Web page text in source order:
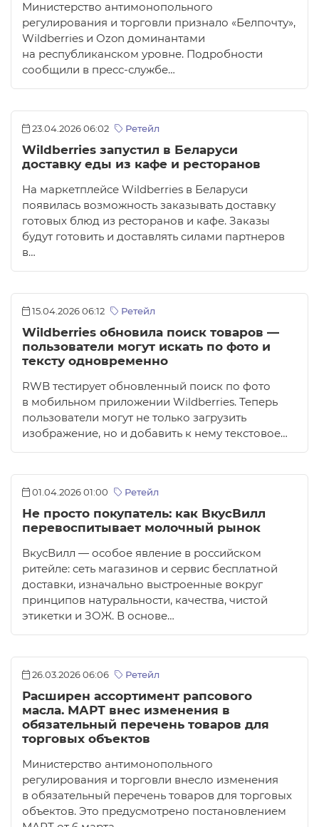
Министерство антимонопольного
регулирования и торговли признало «Белпочту»,
Wildberries и Ozon доминантами
на республиканском уровне. Подробности
сообщили в пресс-службе…
23.04.2026 06:02 Ретейл
Wildberries запустил в Беларуси
доставку еды из кафе и ресторанов
На маркетплейсе Wildberries в Беларуси
появилась возможность заказывать доставку
готовых блюд из ресторанов и кафе. Заказы
будут готовить и доставлять силами партнеров
в…
15.04.2026 06:12 Ретейл
Wildberries обновила поиск товаров —
пользователи могут искать по фото и
тексту одновременно
RWB тестирует обновленный поиск по фото
в мобильном приложении Wildberries. Теперь
пользователи могут не только загрузить
изображение, но и добавить к нему текстовое…
01.04.2026 01:00 Ретейл
Не просто покупатель: как ВкусВилл
перевоспитывает молочный рынок
ВкусВилл — особое явление в российском
ритейле: сеть магазинов и сервис бесплатной
доставки, изначально выстроенные вокруг
принципов натуральности, качества, чистой
этикетки и ЗОЖ. В основе…
26.03.2026 06:06 Ретейл
Расширен ассортимент рапсового
масла. МАРТ внес изменения в
обязательный перечень товаров для
торговых объектов
Министерство антимонопольного
регулирования и торговли внесло изменения
в обязательный перечень товаров для торговых
объектов. Это предусмотрено постановлением